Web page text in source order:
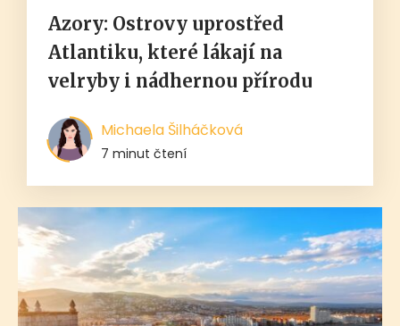
Azory: Ostrovy uprostřed
Atlantiku, které lákají na
velryby i nádhernou přírodu
Michaela Šilháčková
7 minut čtení